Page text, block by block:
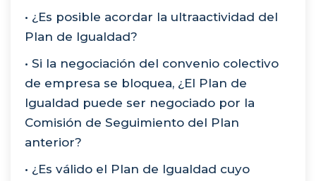
• ¿Es posible acordar la ultraactividad del
Plan de Igualdad?
• Si la negociación del convenio colectivo
de empresa se bloquea, ¿El Plan de
Igualdad puede ser negociado por la
Comisión de Seguimiento del Plan
anterior?
• ¿Es válido el Plan de Igualdad cuyo